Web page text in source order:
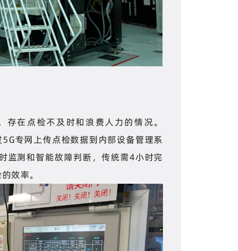
在点检不及时和浪费人力的情况。
专网上传点检数据到内部设备管理系
监测和智能故障判断，传统需4小时完
效率。